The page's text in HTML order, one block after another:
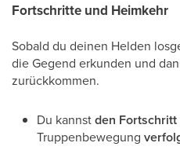
Fortschritte und Heimkehr
Sobald du deinen Helden
die Gegend erkunden und
zurückkommen.
Du kannstden Fortschritt
Truppenbewegung